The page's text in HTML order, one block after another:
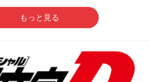
もっと見る